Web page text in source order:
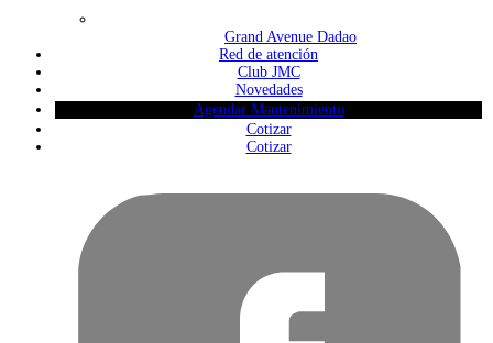
Grand Avenue Dadao
Red de atención
Club JMC
Novedades
Agendar Mantenimiento
Cotizar
Cotizar